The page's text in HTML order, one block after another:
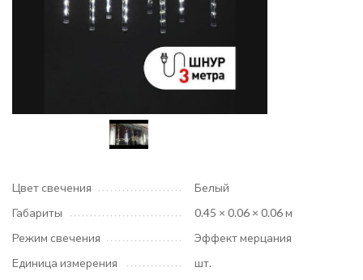
Цвет свечения
Белый
Габариты
0.45 × 0.06 × 0.06 м
Режим свечения
Эффект мерцания
Единица измерения
шт.